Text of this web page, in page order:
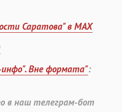
Саратова" в MAX
инфо". Вне формата":
в наш телеграм-бот